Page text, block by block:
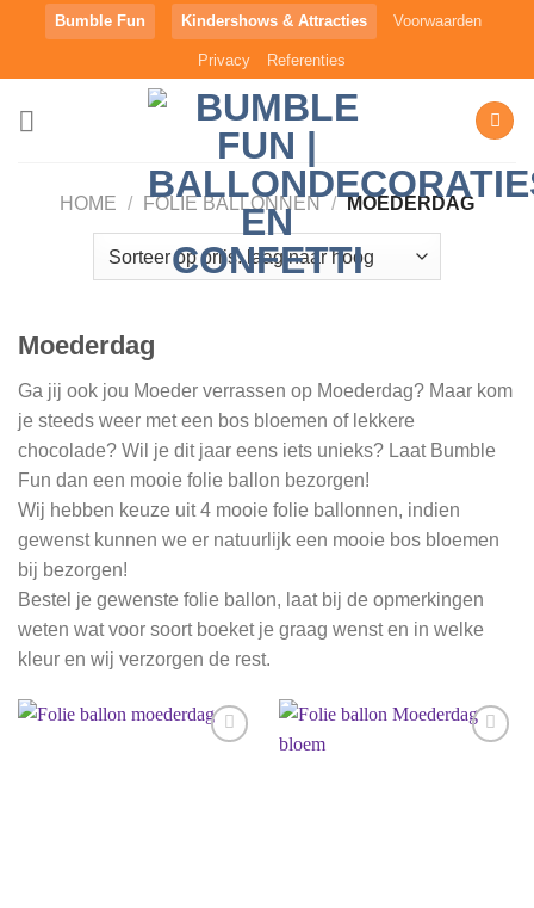
Bumble Fun Kindershows & Attracties Voorwaarden
Privacy Referenties
HOME / FOLIE BALLONNEN / MOEDERDAG
Moederdag
Ga jij ook jou Moeder verrassen op Moederdag? Maar kom
je steeds weer met een bos bloemen of lekkere
chocolade? Wil je dit jaar eens iets unieks? Laat Bumble
Fun dan een mooie folie ballon bezorgen!
Wij hebben keuze uit 4 mooie folie ballonnen, indien
gewenst kunnen we er natuurlijk een mooie bos bloemen
bij bezorgen!
Bestel je gewenste folie ballon, laat bij de opmerkingen
weten wat voor soort boeket je graag wenst en in welke
kleur en wij verzorgen de rest.